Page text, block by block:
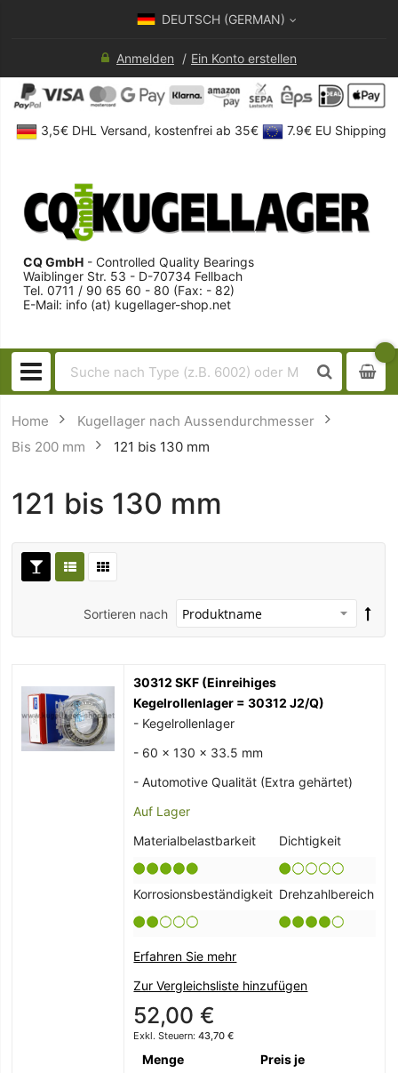
DEUTSCH (GERMAN)
Anmelden Ein Konto erstellen
3,5€ DHL Versand, kostenfrei ab 35€ 7.9€ EU Shipping
CQ GmbH - Controlled Quality Bearings
Waiblinger Str. 53 - D-70734 Fellbach
Tel. 0711 / 90 65 60 - 80 (Fax: - 82)
E-Mail: info (at) kugellager-shop.net
Home
Kugellager nach Aussendurchmesser
Bis 200 mm
121 bis 130 mm
121 bis 130 mm
Sortieren nach
30312 SKF (Einreihiges
Kegelrollenlager = 30312 J2/Q)
- Kegelrollenlager
- 60 x 130 x 33.5 mm
- Automotive Qualität (Extra gehärtet)
Auf Lager
Materialbelastbarkeit
Dichtigkeit
Korrosionsbeständigkeit Drehzahlbereich
Erfahren Sie mehr
Zur Vergleichsliste hinzufügen
52,00 €
43,70 €
Menge
Preis je